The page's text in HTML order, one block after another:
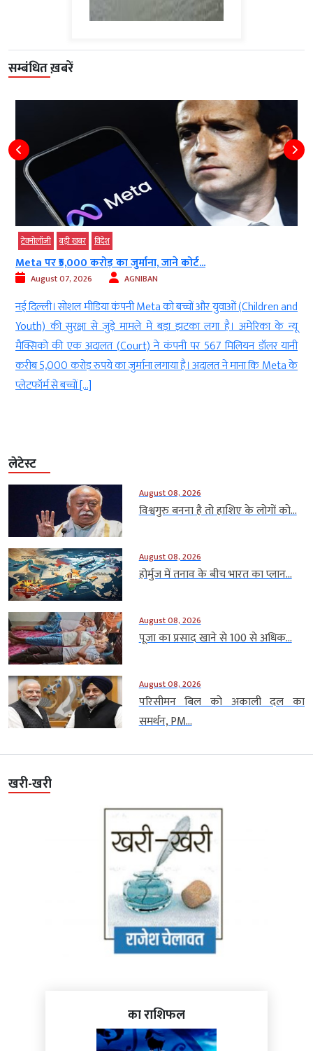
सम्बंधित ख़बरें
टेक्‍नोलॉजी बड़ी खबर विदेश
Meta पर ₹5,000 करोड़ का जुर्माना, जाने कोर्ट...
August 07, 2026 AGNIBAN
नई दिल्ली। सोशल मीडिया कंपनी Meta को बच्चों और युवाओं (Children and
Youth) की सुरक्षा से जुड़े मामले में बड़ा झटका लगा है। अमेरिका के न्यू
मैक्सिको की एक अदालत (Court) ने कंपनी पर 567 मिलियन डॉलर यानी
करीब 5,000 करोड़ रुपये का जुर्माना लगाया है। अदालत ने माना कि Meta के
प्लेटफॉर्म से बच्चों […]
लेटेस्ट
August 08, 2026
विश्वगुरु बनना है तो हाशिए के लोगों को...
August 08, 2026
होर्मुज में तनाव के बीच भारत का प्लान...
August 08, 2026
पूजा का प्रसाद खाने से 100 से अधिक...
August 08, 2026
परिसीमन बिल को अकाली दल का
समर्थन, PM...
खरी-खरी
का राशिफल